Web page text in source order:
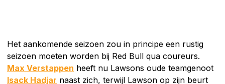
Het aankomende seizoen zou in principe een rustig
seizoen moeten worden bij Red Bull qua coureurs.
Max Verstappen heeft nu Lawsons oude teamgenoot
Isack Hadjar naast zich, terwijl Lawson op zijn beurt